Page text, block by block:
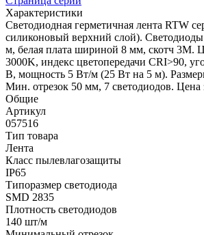
Характеристики
Светодиодная герметичная лента RTW
силиконовый верхний слой).
м, белая плата шириной 8 мм, скотч
3000K, индекс цветопередачи CRI>90,
В, мощность 5 Вт/м (25 Вт на 5 м).
Мин. отрезок 50 мм, 7 светодиодов. Цена
Общие
Артикул
057516
Тип товара
Лента
Класс пылевлагозащиты
IP65
Типоразмер светодиода
SMD 2835
Плотность светодиодов
140 шт/м